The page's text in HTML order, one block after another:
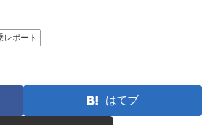
レポート
はてブ